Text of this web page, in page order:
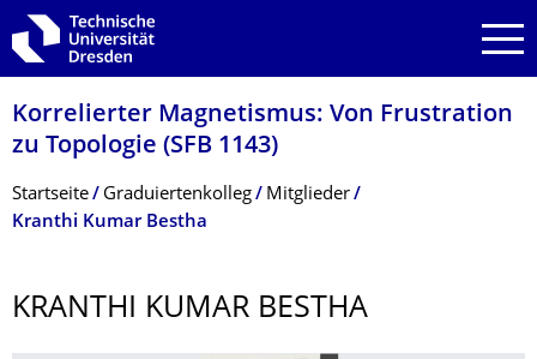
Zur Hauptnavigation springen
Zur Suche springen
Zum Inhalt springen
Korrelierter Magnetismus: Von Frustration
zu Topologie (SFB 1143)
Breadcrumb-Menü
Startseite Graduiertenkolleg
Mitglieder
Kranthi Kumar Bestha
KRANTHI KUMAR BESTHA